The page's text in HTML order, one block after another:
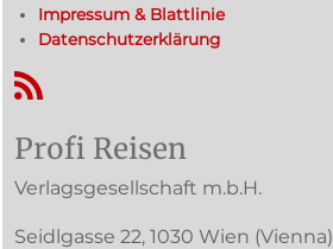
Impressum & Blattlinie
Datenschutzerklärung
RSS-Feed
Profi Reisen
Verlagsgesellschaft m.b.H.
Seidlgasse 22, 1030 Wien (Vienna)